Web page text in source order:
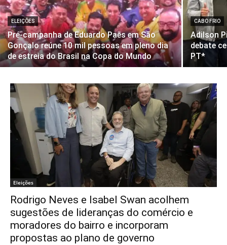
ELEIÇÕES
Pré-campanha de Eduardo Paes em São
Gonçalo reúne 10 mil pessoas em pleno dia
de estreia do Brasil na Copa do Mundo
CABO FRIO
Adilson
debate
PT*
Eleições
Rodrigo Neves e Isabel Swan acolhem
sugestões de lideranças do comércio e
moradores do bairro e incorporam
propostas ao plano de governo